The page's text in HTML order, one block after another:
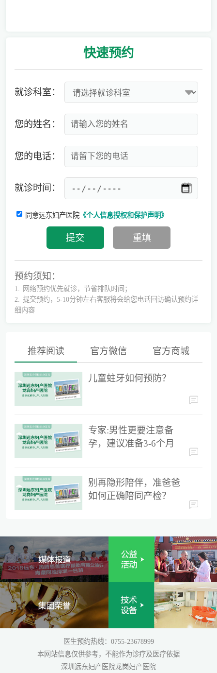
专家:男性更要注意备孕，建议准备3-6个月时间
别再隐形陪伴，准爸爸如何正确陪同产检？
为什么用了安全套还会导致怀孕？
快速预约
就诊科室：
您的姓名：
您的电话：
就诊时间：
同意远东妇产医院《个人信息授权和保护声明》
预约须知：
1.
网络预约优先就诊，节省排队时间；
2.
提交预约，5-10分钟左右客服将会给您电话回访确认预约详
细内容
推荐阅读 官方微信 官方商城
儿童蛀牙如何预防？
专家:男性更要注意备
孕，建议准备3-6个月
别再隐形陪伴，准爸爸
如何正确陪同产检？
医生预约热线：0755-23678999
本网站信息仅供参考，不能作为诊疗及医疗依据
深圳远东妇产医院龙岗妇产医院